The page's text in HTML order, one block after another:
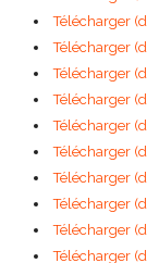
Télécharger
Télécharger
Télécharger
Télécharger
Télécharger
Télécharger
Télécharger
Télécharger
Télécharger
Télécharger